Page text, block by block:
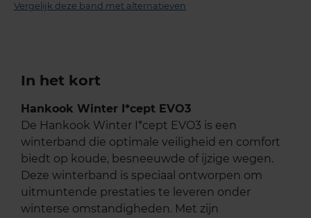
Vergelijk deze band met alternatieven
In het kort
Hankook Winter I*cept EVO3
De Hankook Winter I*cept EVO3 is een
winterband die optimale veiligheid en comfort
biedt op koude, besneeuwde of ijzige wegen.
Deze winterband is speciaal ontworpen om
uitmuntende prestaties te leveren onder
winterse omstandigheden. Met zijn